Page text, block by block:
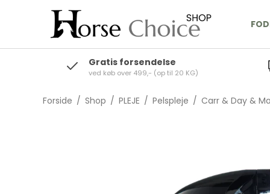
Gratis forsendelse
ved køb over 499,- (op til 20 KG)
Forside / Shop / PLEJE / Pelspleje / Carr & Day &